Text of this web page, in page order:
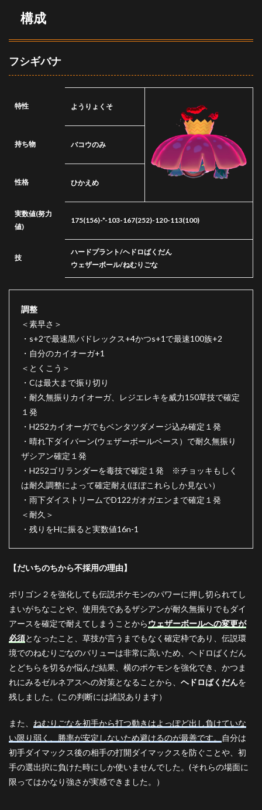
ち回
り
4.1
選出
対カ
バド
バド
クス
軸、
ソル
ガレ
オ軸
4.6
対グ
ラー
ドン
軸
最後
に
6
パー
ティ
作成
者
構成
フシギバナ
特性 ようりょくそ
持ち物 バコウのみ
性格 ひかえめ
実数値(努力
値)
175(156)-*-103-167(252)-120-113(100)
技
ハードプラント/ヘドロばくだん
ウェザーボール/ねむりごな
調整
＜素早さ＞
・s+2で最速黒バドレックス+4かつs+1で最速100族+2
・自分のカイオーガ+1
＜とくこう＞
・Cは最大まで振り切り
・耐久無振りカイオーガ、レジエレキを威力150草技で確定
１発
・H252カイオーガでもベンタツダメージ込み確定１発
・晴れ下ダイバーン(ウェザーボールベース）で耐久無振り
ザシアン確定１発
・H252ゴリランダーを毒技で確定１発 ※チョッキもしく
は耐久調整によって確定耐え(ほぼこれらしか見ない）
・雨下ダイストリームでD122ガオガエンまで確定１発
＜耐久＞
・残りをHに振ると実数値16n-1
【だいちのちから不採用の理由】
ポリゴン２を強化しても伝説ポケモンのパワーに押し切られてし
まいがちなことや、使用先であるザシアンが耐久無振りでもダイ
アースを確定で耐えてしまうことからウェザーボールへの変更が
必須となったこと、草技が言うまでもなく確定枠であり、伝説環
境でのねむりごなのバリューは非常に高いため、ヘドロばくだん
とどちらを切るか悩んだ結果、横のポケモンを強化でき、かつま
れにみるゼルネアスへの対策となることから、 ヘドロばくだんを
残しました。(この判断には諸説あります）
また、 ねむりごなを初手から打つ動きはよっぽど出し負けていな
い限り弱く、勝率が安定しないため避けるのが最善です。
自分は
初手ダイマックス後の相手の打開ダイマックスを防ぐことや、初
手の選出択に負けた時にしか使いませんでした。(それらの場面に
限ってはかなり強さが実感できました。）